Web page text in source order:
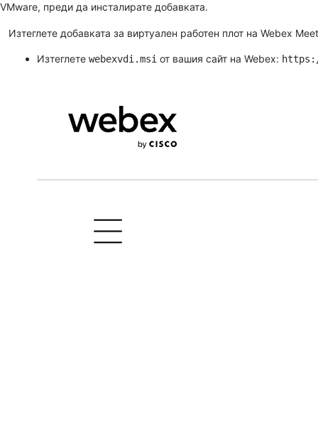
VMware, преди да инсталирате добавката.
Изтеглете добавката за виртуален работен плот на Webex
Изтеглете webexvdi.msi от вашия сайт на Webex: